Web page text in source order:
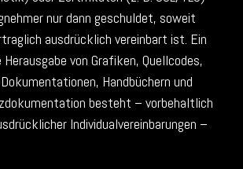
nur dann geschuldet, soweit
ausdrücklich vereinbart ist. Ein
von Grafiken, Quellcodes,
Handbüchern und
besteht – vorbehaltlich
Individualvereinbarungen –